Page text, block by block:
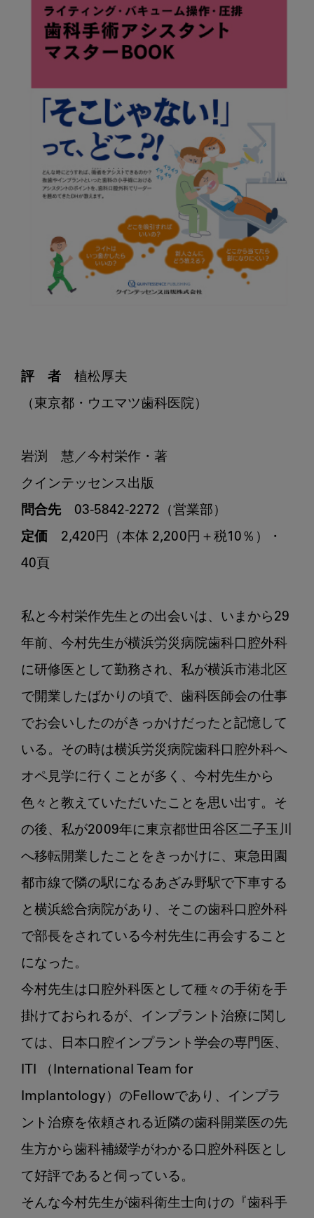
評　者 植松厚夫
（東京都・ウエマツ歯科医院）
岩渕　慧／今村栄作・著
問合先
定価 2,420円（本体 2,200円＋税10％）・
40頁
私と今村栄作先生との出会いは、いまから29
年前、今村先生が横浜労災病院歯科口腔外科
に研修医として勤務され、私が横浜市港北区
で開業したばかりの頃で、歯科医師会の仕事
でお会いしたのがきっかけだったと記憶して
いる。その時は横浜労災病院歯科口腔外科へ
オペ見学に行くことが多く、今村先生から
色々と教えていただいたことを思い出す。そ
の後、私が2009年に東京都世田谷区二子玉川
へ移転開業したことをきっかけに、東急田園
都市線で隣の駅になるあざみ野駅で下車する
と横浜総合病院があり、そこの歯科口腔外科
で部長をされている今村先生に再会すること
になった。
今村先生は口腔外科医として種々の手術を手
掛けておられるが、インプラント治療に関し
ては、日本口腔インプラント学会の専門医、
ITI （International Team for
Implantology）のFellowであり、インプラ
ント治療を依頼される近隣の歯科開業医の先
生方から歯科補綴学がわかる口腔外科医とし
て好評であると伺っている。
そんな今村先生が歯科衛生士向けの『歯科手